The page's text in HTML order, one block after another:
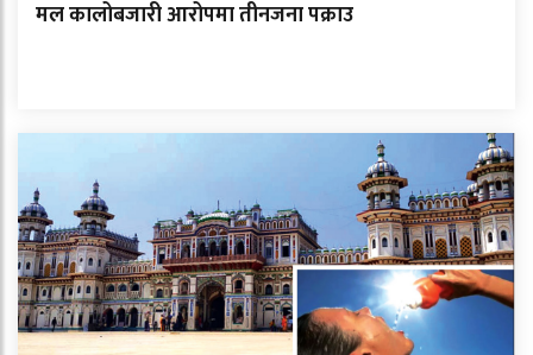
मल कालोबजारी आरोपमा तीनजना पक्राउ